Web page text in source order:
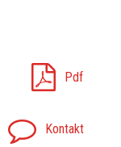
Pdf
Kontakt